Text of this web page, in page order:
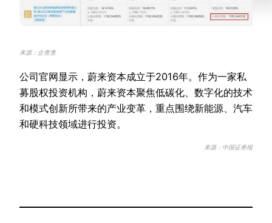
来源：企查查
公司官网显示，蔚来资本成立于2016年。作为一家私
募股权投资机构，蔚来资本聚焦低碳化、数字化的技术
和模式创新所带来的产业变革，重点围绕新能源、汽车
和硬科技领域进行投资。
来源：中国证券报